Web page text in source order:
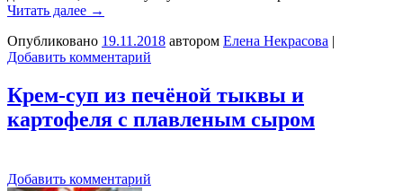
Читать далее →
Опубликовано 19.11.2018 автором Елена Некрасова |
Добавить комментарий
Крем-суп из печёной тыквы и
картофеля с плавленым сыром
Добавить комментарий